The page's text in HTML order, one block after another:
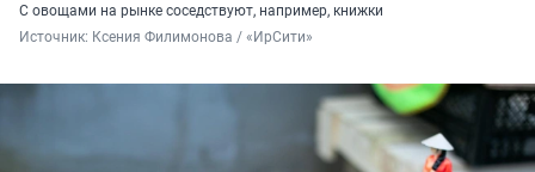
С овощами на рынке соседствуют, например, книжки
Источник: Ксения Филимонова / «ИрСити»